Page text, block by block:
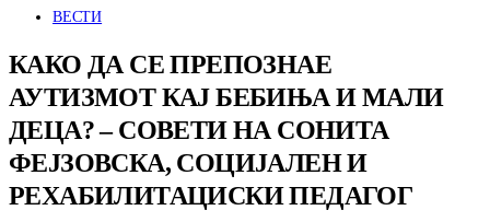
ВЕСТИ
КАКО ДА СЕ ПРЕПОЗНАЕ
АУТИЗМОТ КАЈ БЕБИЊА И МАЛИ
ДЕЦА? – СОВЕТИ НА СОНИТА
ФЕЈЗОВСКА, СОЦИЈАЛЕН И
РЕХАБИЛИТАЦИСКИ ПЕДАГОГ